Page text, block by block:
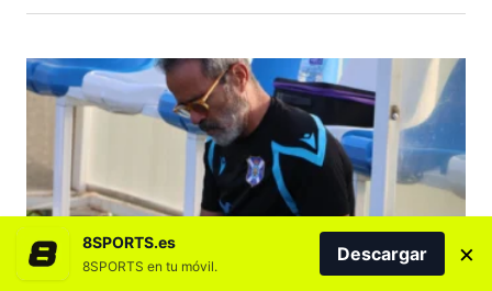
CD TENERIFEDESTACADOS
Cervera advierte: «No vale solo con defender
8SPORTS.es
8SPORTS en tu móvil.
Descargar ×